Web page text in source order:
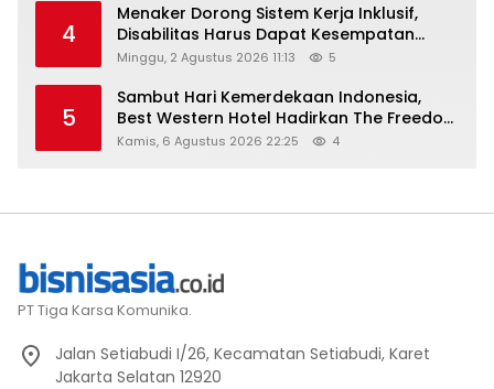
4
Menaker Dorong Sistem Kerja Inklusif,
Disabilitas Harus Dapat Kesempatan
Setara
Minggu, 2 Agustus 2026 11:13 5
5
Sambut Hari Kemerdekaan Indonesia,
Best Western Hotel Hadirkan The Freedom
Stay Diskon Hingga 45%
Kamis, 6 Agustus 2026 22:25 4
PT Tiga Karsa Komunika.
Jalan Setiabudi I/26, Kecamatan Setiabudi, Karet
Jakarta Selatan 12920